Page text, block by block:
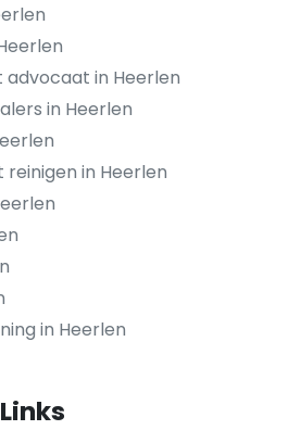
in Heerlen
in Heerlen
in Heerlen
in Heerlen